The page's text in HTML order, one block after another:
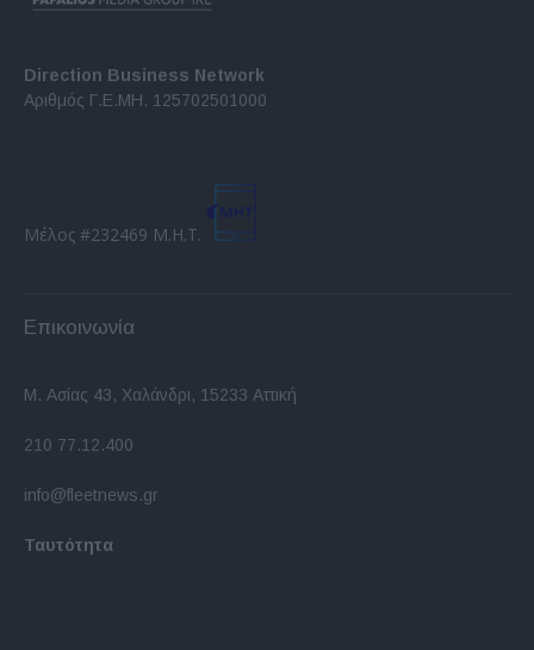
Direction Business Network
Αριθμός Γ.Ε.ΜΗ. 125702501000
Μέλος #232469 Μ.Η.Τ.
Επικοινωνία
Μ. Ασίας 43, Χαλάνδρι, 15233 Αττική
210 77.12.400
info@fleetnews.gr
Ταυτότητα